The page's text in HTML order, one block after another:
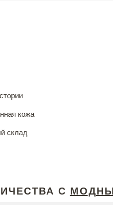
кожа
склад
С